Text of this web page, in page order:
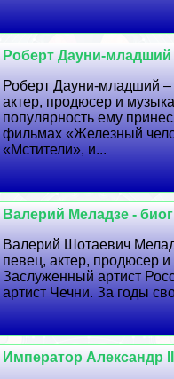
Роберт Дayни-
Роберт Дayни-младший –
актер, продюсер и
популярность ему
фильмах «Железный
«Мстители», и...
Валерий Меладзе -
Валерий Шотаевич
певец, актер, продюсер
Заслуженный артист
артист Чечни. За годы
Император Александр